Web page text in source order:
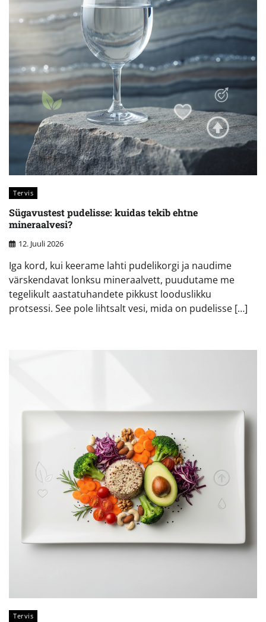
Tervis
Sügavustest pudelisse: kuidas tekib ehtne
mineraalvesi?
12. Juuli 2026
Iga kord, kui keerame lahti pudelikorgi ja naudime
värskendavat lonksu mineraalvett, puudutame me
tegelikult aastatuhandete pikkust looduslikku
protsessi. See pole lihtsalt vesi, mida on pudelisse […]
Tervis